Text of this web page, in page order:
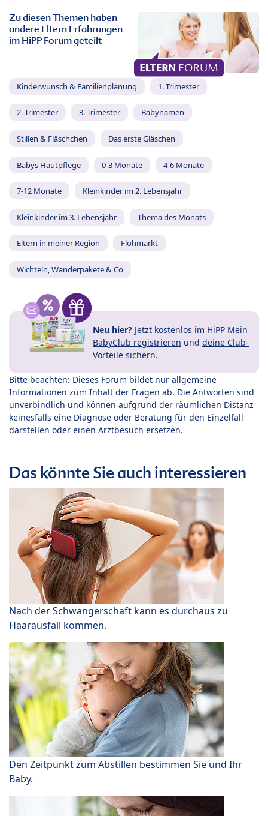
Zu diesen Themen haben
andere Eltern Erfahrungen
im HiPP Forum geteilt
Kinderwunsch & Familienplanung 1. Trimester
2. Trimester 3. Trimester Babynamen
Stillen & Fläschchen Das erste Gläschen
Babys Hautpflege 0-3 Monate 4-6 Monate
7-12 Monate Kleinkinder im 2. Lebensjahr
Kleinkinder im 3. Lebensjahr Thema des Monats
Eltern in meiner Region Flohmarkt
Wichteln, Wanderpakete & Co
Neu hier? Jetzt kostenlos im HiPP Mein
BabyClub registrieren und deine Club-
Vorteile sichern.
Bitte beachten: Dieses Forum bildet nur allgemeine
Informationen zum Inhalt der Fragen ab. Die Antworten sind
unverbindlich und können aufgrund der räumlichen Distanz
keinesfalls eine Diagnose oder Beratung für den Einzelfall
darstellen oder einen Arztbesuch ersetzen.
Das könnte Sie auch interessieren
Nach der Schwangerschaft kann es durchaus zu
Haarausfall kommen.
Den Zeitpunkt zum Abstillen bestimmen Sie und Ihr
Baby.